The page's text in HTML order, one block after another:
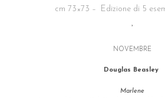
cm 73×73 – Edizione di 5
NOVEMBRE
Douglas Beasley
Marlene